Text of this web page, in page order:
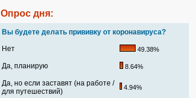
Опрос дня:
Вы будете делать прививку от коронавируса?
Нет
49.38%
Да, планирую 8.64%
Да, но если заставят (на работе /
для путешествий)
4.94%